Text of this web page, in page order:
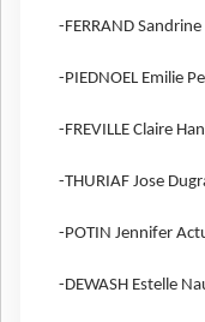
-FERRAND
-PIEDNOEL Emilie
-FREVILLE Claire
-THURIAF Jose
-POTIN Jennifer
-DEWASH Estelle